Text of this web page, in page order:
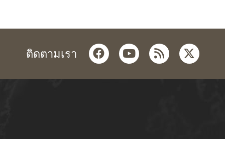
ติดตามเรา facebookyoutube
rss twitter